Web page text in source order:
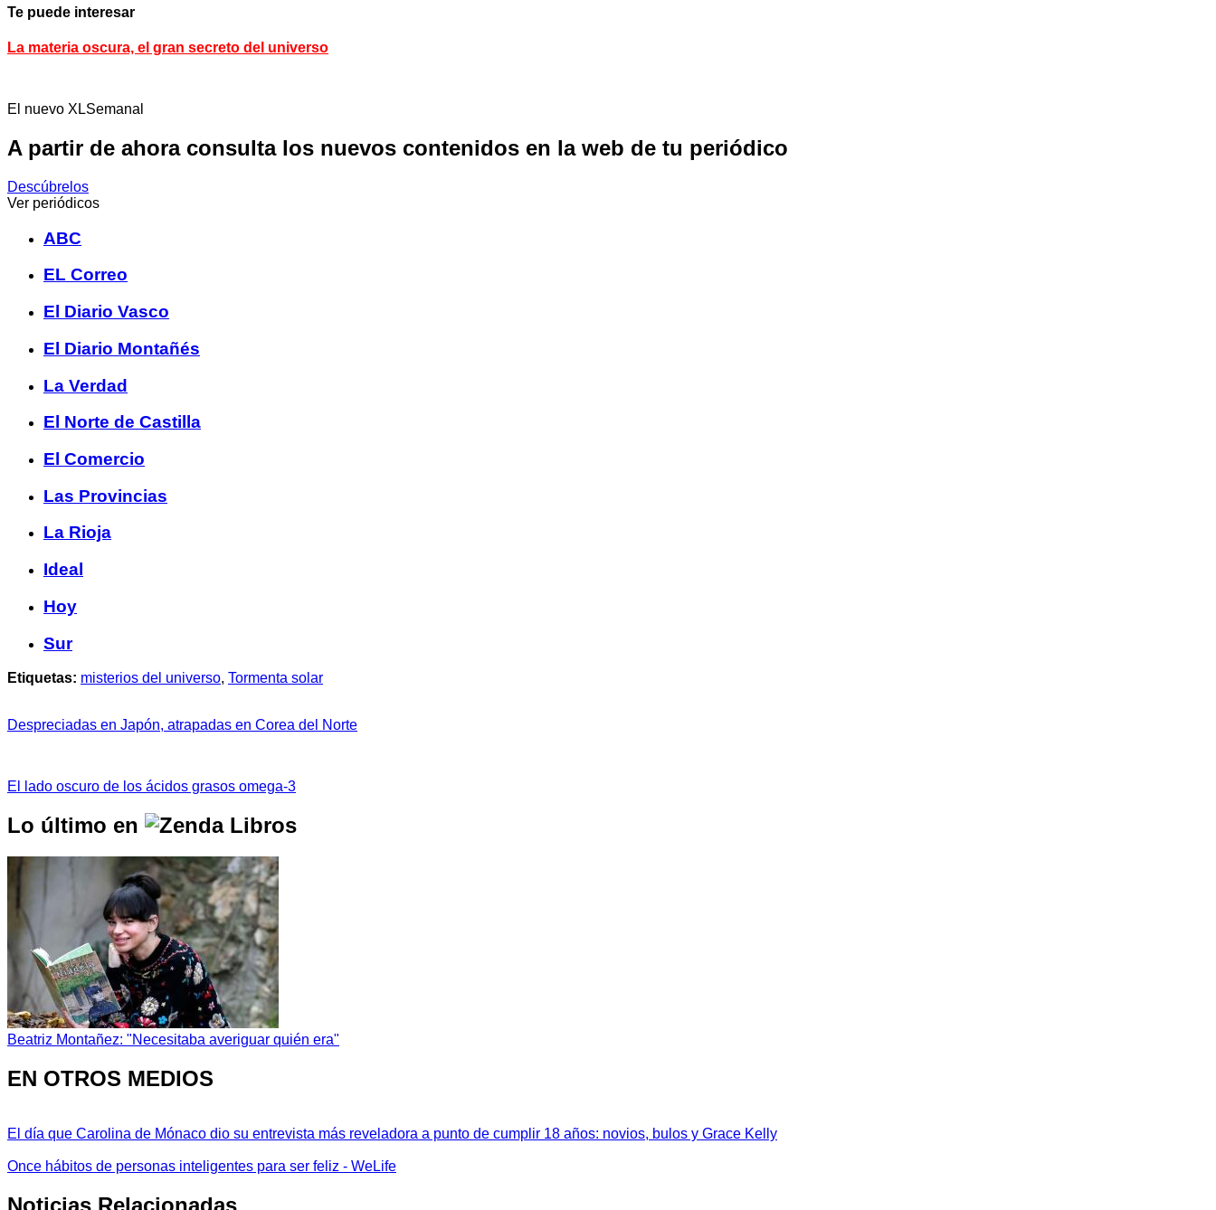
Te puede interesar
La materia oscura, el gran secreto del universo
El nuevo XLSemanal
A partir de ahora consulta los nuevos contenidos en la web de tu periódico
Descúbrelos
Ver periódicos
ABC
EL Correo
El Diario Vasco
El Diario Montañés
La Verdad
El Norte de Castilla
El Comercio
Las Provincias
La Rioja
Ideal
Hoy
Sur
Etiquetas: misterios del universo, Tormenta solar
Despreciadas en Japón, atrapadas en Corea del Norte
El lado oscuro de los ácidos grasos omega-3
Lo último en
Beatriz Montañez: "Necesitaba averiguar quién era"
EN OTROS MEDIOS
El día que Carolina de Mónaco dio su entrevista más reveladora a punto de cumplir 18 años: novios, bulos y Grace Kelly
Once hábitos de personas inteligentes para ser feliz - WeLife
Noticias Relacionadas